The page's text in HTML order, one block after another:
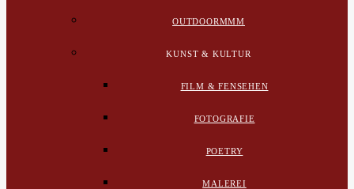
OUTDOORMMM
KUNST & KULTUR
FILM & FENSEHEN
FOTOGRAFIE
POETRY
MALEREI